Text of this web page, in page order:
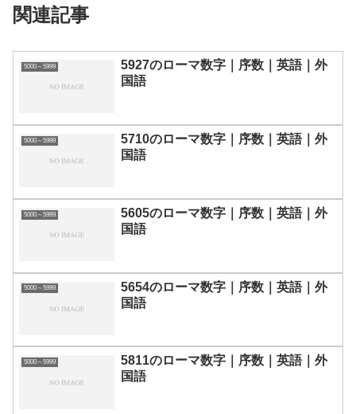
関連記事
5000～5999
5927のローマ数字｜序数｜英語｜外
国語
5000～5999
5710のローマ数字｜序数｜英語｜外
国語
5000～5999
5605のローマ数字｜序数｜英語｜外
国語
5000～5999
5654のローマ数字｜序数｜英語｜外
国語
5000～5999
5811のローマ数字｜序数｜英語｜外
国語